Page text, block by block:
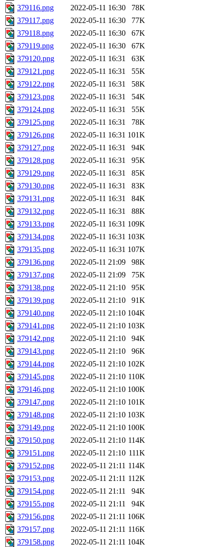
379116.png
2022-05-11 16:30
78K
379117.png
2022-05-11 16:30
77K
379118.png
2022-05-11 16:30
67K
379119.png
2022-05-11 16:30
67K
379120.png
2022-05-11 16:31
63K
379121.png
2022-05-11 16:31
55K
379122.png
2022-05-11 16:31
58K
379123.png
2022-05-11 16:31
54K
379124.png
2022-05-11 16:31
55K
379125.png
2022-05-11 16:31
78K
379126.png
2022-05-11 16:31 101K
379127.png
2022-05-11 16:31
94K
379128.png
2022-05-11 16:31
95K
379129.png
2022-05-11 16:31
85K
379130.png
2022-05-11 16:31
83K
379131.png
2022-05-11 16:31
84K
379132.png
2022-05-11 16:31
88K
379133.png
2022-05-11 16:31 109K
379134.png
2022-05-11 16:31 103K
379135.png
2022-05-11 16:31 107K
379136.png
2022-05-11 21:09
98K
379137.png
2022-05-11 21:09
75K
379138.png
2022-05-11 21:10
95K
379139.png
2022-05-11 21:10
91K
379140.png
2022-05-11 21:10 104K
379141.png
2022-05-11 21:10 103K
379142.png
2022-05-11 21:10
94K
379143.png
2022-05-11 21:10
96K
379144.png
2022-05-11 21:10 102K
379145.png
2022-05-11 21:10 110K
379146.png
2022-05-11 21:10 100K
379147.png
2022-05-11 21:10 101K
379148.png
2022-05-11 21:10 103K
379149.png
2022-05-11 21:10 100K
379150.png
2022-05-11 21:10 114K
379151.png
2022-05-11 21:10 111K
379152.png
2022-05-11 21:11 114K
379153.png
2022-05-11 21:11 112K
379154.png
2022-05-11 21:11
94K
379155.png
2022-05-11 21:11
94K
379156.png
2022-05-11 21:11 106K
379157.png
2022-05-11 21:11 116K
379158.png
2022-05-11 21:11 104K